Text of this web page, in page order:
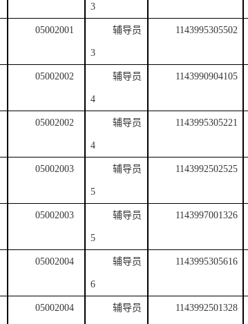
3
05002001 辅导员
3
1143995305502
05002002 辅导员
4
1143990904105
05002002 辅导员
4
1143995305221
05002003 辅导员
5
1143992502525
05002003 辅导员
5
1143997001326
05002004 辅导员
6
1143995305616
05002004 辅导员 1143992501328